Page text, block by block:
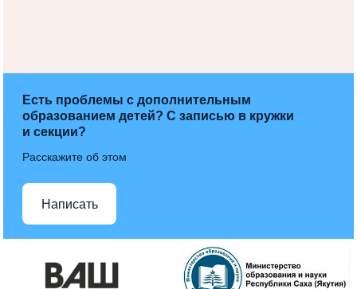
Есть проблемы с дополнительным
образованием детей? С записью в кружки
и секции?
Расскажите об этом
Написать